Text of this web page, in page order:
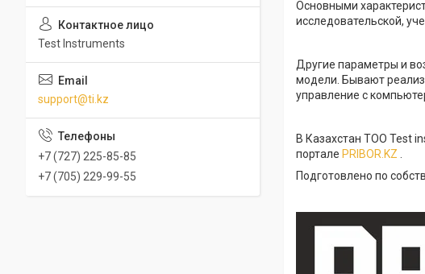
Основными
исследовательской,
Другие параметры и
модели. Бывают
управление с
В Казахстан ТОО Test
портале PRIBOR.KZ
Подготовлено по
Test Instruments
support@ti.kz
+7 (727) 225-85-85
+7 (705) 229-99-55